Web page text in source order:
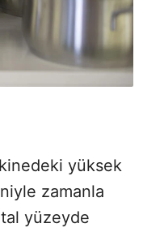
yüksek
zamanla
yüzeyde